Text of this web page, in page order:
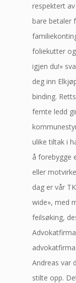
respektert
bare betaler
foliekutter
igjen du!»
deg inn
binding.
femte ledd
ulike tiltak i
å forebygge
eller
dag er vår
wide», med
feilsøking,
Andreas var
stilte opp.